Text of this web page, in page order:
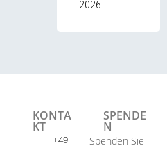
2026
KONTA
KT
+49
SPENDE
N
Spenden Sie